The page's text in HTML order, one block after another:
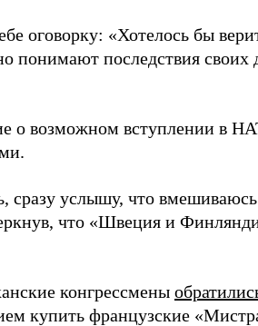
оговорку: «Хотелось бы
последствия своих
о возможном вступлении в
сразу услышу, что
что «Швеция и
конгрессмены
купить французские